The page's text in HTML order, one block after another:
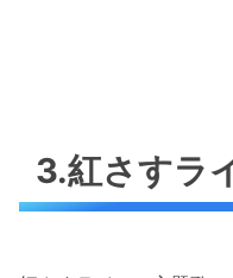
3.紅さすラ